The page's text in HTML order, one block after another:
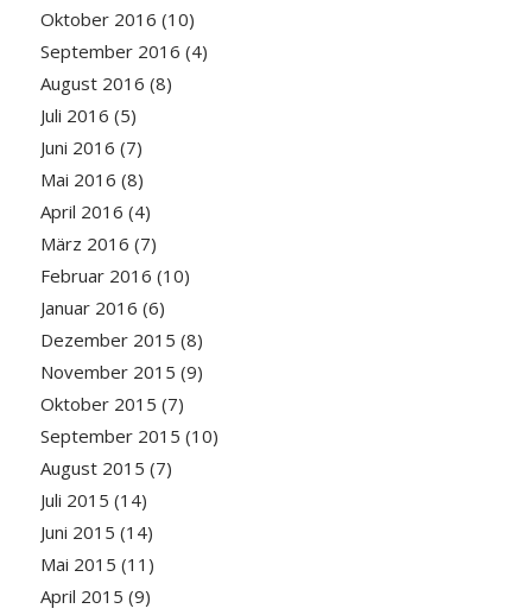
Oktober 2016 (10)
September 2016 (4)
August 2016 (8)
Juli 2016 (5)
Juni 2016 (7)
Mai 2016 (8)
April 2016 (4)
März 2016 (7)
Februar 2016 (10)
Januar 2016 (6)
Dezember 2015 (8)
November 2015 (9)
Oktober 2015 (7)
September 2015 (10)
August 2015 (7)
Juli 2015 (14)
Juni 2015 (14)
Mai 2015 (11)
April 2015 (9)